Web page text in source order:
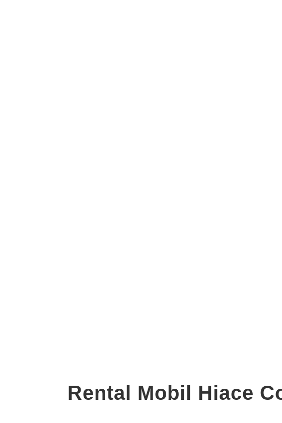
Rental Mobil Hiace